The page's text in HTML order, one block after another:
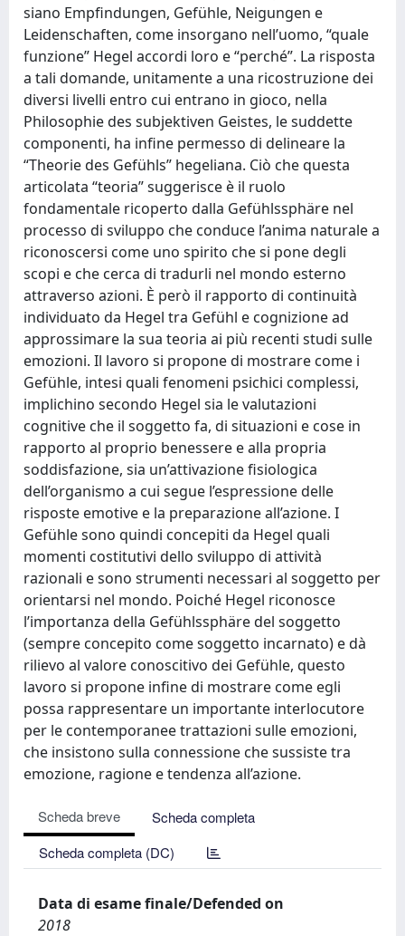
siano Empfindungen, Gefühle, Neigungen e
Leidenschaften, come insorgano nell’uomo, “quale
funzione” Hegel accordi loro e “perché”. La risposta
a tali domande, unitamente a una ricostruzione dei
diversi livelli entro cui entrano in gioco, nella
Philosophie des subjektiven Geistes, le suddette
componenti, ha infine permesso di delineare la
“Theorie des Gefühls” hegeliana. Ciò che questa
articolata “teoria” suggerisce è il ruolo
fondamentale ricoperto dalla Gefühlssphäre nel
processo di sviluppo che conduce l’anima naturale a
riconoscersi come uno spirito che si pone degli
scopi e che cerca di tradurli nel mondo esterno
attraverso azioni. È però il rapporto di continuità
individuato da Hegel tra Gefühl e cognizione ad
approssimare la sua teoria ai più recenti studi sulle
emozioni. Il lavoro si propone di mostrare come i
Gefühle, intesi quali fenomeni psichici complessi,
implichino secondo Hegel sia le valutazioni
cognitive che il soggetto fa, di situazioni e cose in
rapporto al proprio benessere e alla propria
soddisfazione, sia un’attivazione fisiologica
dell’organismo a cui segue l’espressione delle
risposte emotive e la preparazione all’azione. I
Gefühle sono quindi concepiti da Hegel quali
momenti costitutivi dello sviluppo di attività
razionali e sono strumenti necessari al soggetto per
orientarsi nel mondo. Poiché Hegel riconosce
l’importanza della Gefühlssphäre del soggetto
(sempre concepito come soggetto incarnato) e dà
rilievo al valore conoscitivo dei Gefühle, questo
lavoro si propone infine di mostrare come egli
possa rappresentare un importante interlocutore
per le contemporanee trattazioni sulle emozioni,
che insistono sulla connessione che sussiste tra
emozione, ragione e tendenza all’azione.
Scheda breve
Scheda completa
Scheda completa (DC)
Data di esame finale/Defended on
2018